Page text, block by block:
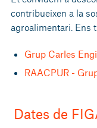
contribueixen a la
agroalimentari. Ens
Grup Carles
RAACPUR -
Dates de